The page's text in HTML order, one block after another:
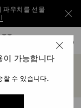
파우치를 선물
파우치를 선물
파우치를 선물
커버를 만나보세요. 세련된
이 가능합니다
할 수 있습니다.